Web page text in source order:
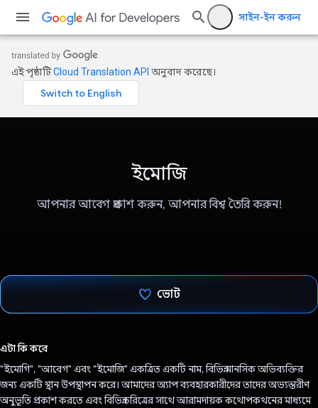
সাইন-ইন করুন
এই পৃষ্ঠাটিCloud Translation API অনুবাদ করেছে।
ইমোজি
আপনার আবেগ প্রকাশ করুন, আপনার বিশ্ব তৈরি করুন!
ভোট
এটা কি করে
"ইমোগি", "আবেগ" এবং "ইমোজি" একত্রিত একটি নাম, বিভিন্ন মানসিক অভিব্যক্তির
জন্য একটি স্থান উপস্থাপন করে। আমাদের অ্যাপ ব্যবহারকারীদের তাদের অভ্যন্তরীণ
অনুভূতি প্রকাশ করতে এবং বিভিন্ন চরিত্রের সাথে আরামদায়ক কথোপকথনের মাধ্যমে